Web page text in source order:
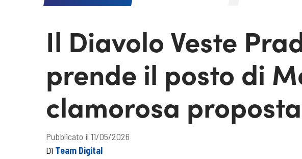
Il Diavolo Veste
prende il posto di
clamorosa proposta
Pubblicato il 11/05/2026
Di Team Digital